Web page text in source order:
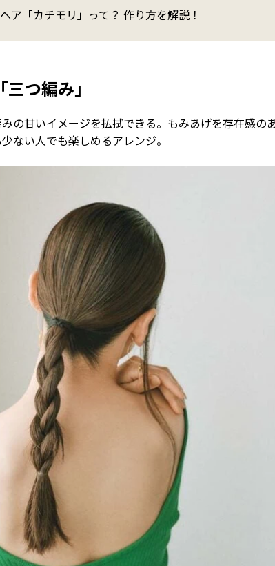
ア「カチモリ」って？ 作り方を解説！
つ編み」
の甘いイメージを払拭できる。もみあげを存在感の
ない人でも楽しめるアレンジ。